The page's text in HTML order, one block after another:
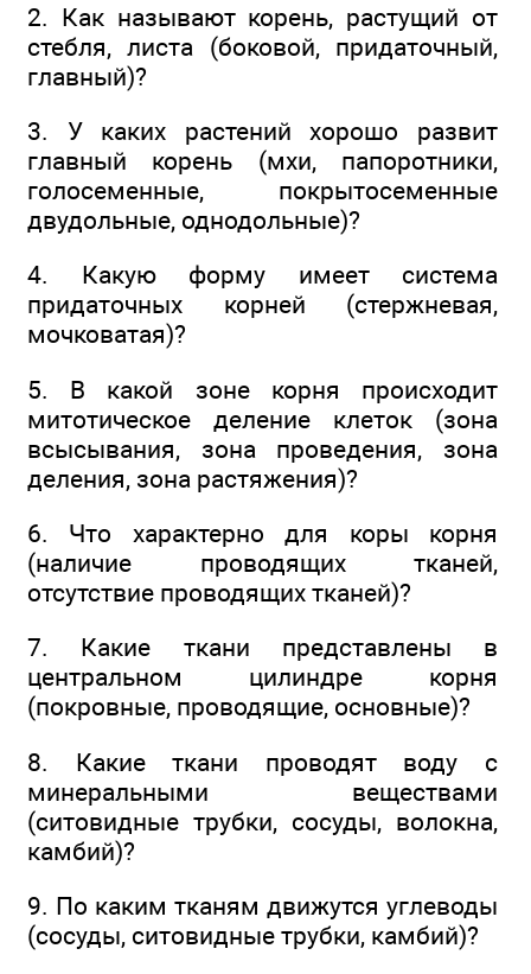
2. Как называют корень, растущий от
стебля, листа (боковой, придаточный,
главный)?
3. У каких растений хорошо развит
главный корень (мхи, папоротники,
голосеменные, покрытосеменные
двудольные, однодольные)?
4. Какую форму имеет система
придаточных корней (стержневая,
мочковатая)?
5. В какой зоне корня происходит
митотическое деление клеток (зона
всысывания, зона проведения, зона
деления, зона растяжения)?
6. Что характерно для коры корня
(наличие проводящих тканей,
отсутствие проводящих тканей)?
7. Какие ткани представлены в
центральном цилиндре корня
(покровные, проводящие, основные)?
8. Какие ткани проводят воду с
минеральными веществами
(ситовидные трубки, сосуды, волокна,
камбий)?
9. По каким тканям движутся углеводы
(сосуды, ситовидные трубки, камбий)?